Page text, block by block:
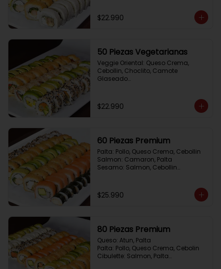
Cebollin
Frito 2: Pollo, Queso Crema, Cebollin
$22.990
50 Piezas Vegetarianas
Veggie Oriental: Queso Crema,
Cebollin, Choclito, Camote
Glaseado
Avocado Veggie:	Palmito, Choclito,
Queso Crema, Cebollin
Albahaca,  envuelto en almendras
$22.990
60 Piezas Premium
Palta: Pollo, Queso Crema, Cebollin
Salmon: Camaron, Palta
Sesamo: Salmon, Cebollin
Pimenton, Queso Crema
Hosomaki: Pollo Teriyaki
$25.990
80 Piezas Premium
Queso: Atun, Palta
Palta: Pollo, Queso Crema, Cebolin
Cibulette: Salmon, Palta